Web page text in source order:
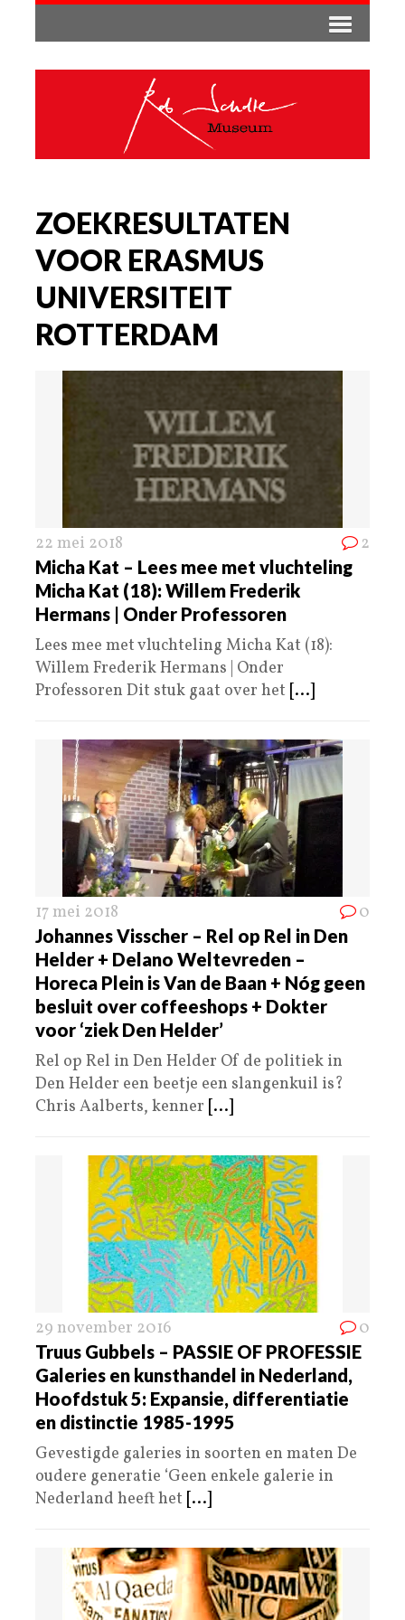
ZOEKRESULTATEN
VOOR ERASMUS
UNIVERSITEIT
ROTTERDAM
22 mei 2018 2
Micha Kat – Lees mee met vluchteling
Micha Kat (18): Willem Frederik
Hermans | Onder Professoren
Lees mee met vluchteling Micha Kat (18):
Willem Frederik Hermans | Onder
Professoren Dit stuk gaat over het [...]
17 mei 2018 0
Johannes Visscher – Rel op Rel in Den
Helder + Delano Weltevreden –
Horeca Plein is Van de Baan + Nóg geen
besluit over coffeeshops + Dokter
voor ‘ziek Den Helder’
Rel op Rel in Den Helder Of de politiek in
Den Helder een beetje een slangenkuil is?
Chris Aalberts, kenner [...]
29 november 2016 0
Truus Gubbels – PASSIE OF PROFESSIE
Galeries en kunsthandel in Nederland,
Hoofdstuk 5: Expansie, differentiatie
en distinctie 1985-1995
Gevestigde galeries in soorten en maten De
oudere generatie ‘Geen enkele galerie in
Nederland heeft het [...]